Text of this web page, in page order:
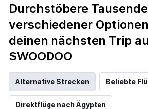
Durchstöbere Tausende
verschiedener
deinen nächsten Trip
SWOODOO
Alternative Strecken Beliebte
Direktflüge nach Ägypten